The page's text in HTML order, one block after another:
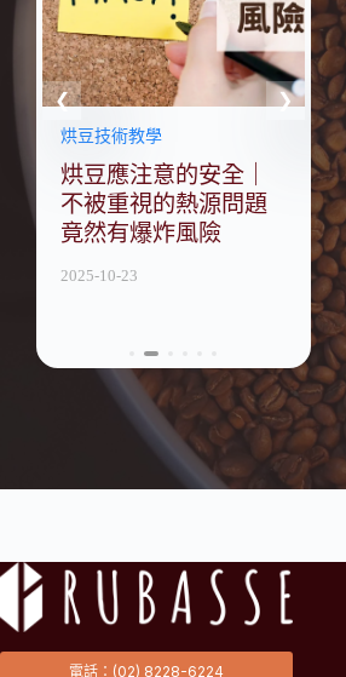
烘豆技術教學
烘豆應注意的安全｜
不被重視的熱源問題
竟然有爆炸風險
2025-10-23
烘豆機選購知識
除煙設備選購攻略
【除煙除味篇】烘豆
烘到被鄰居抗議！？
咖啡烘焙終極指南
咖啡烘焙終極指南 |
EP1 課程內容介紹
2026-05-18
電話：(02) 8228-6224